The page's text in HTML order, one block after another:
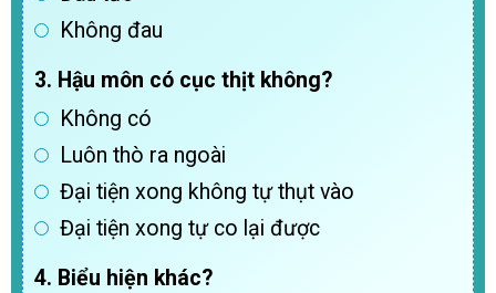
Không đau
3. Hậu môn có cục thịt không?
Không có
Luôn thò ra ngoài
Đại tiện xong không tự thụt vào
Đại tiện xong tự co lại được
4. Biểu hiện khác?